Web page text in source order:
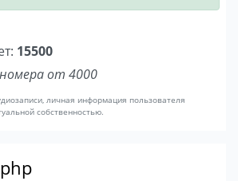
15500
от 4000
личная информация пользователя
собственностью.